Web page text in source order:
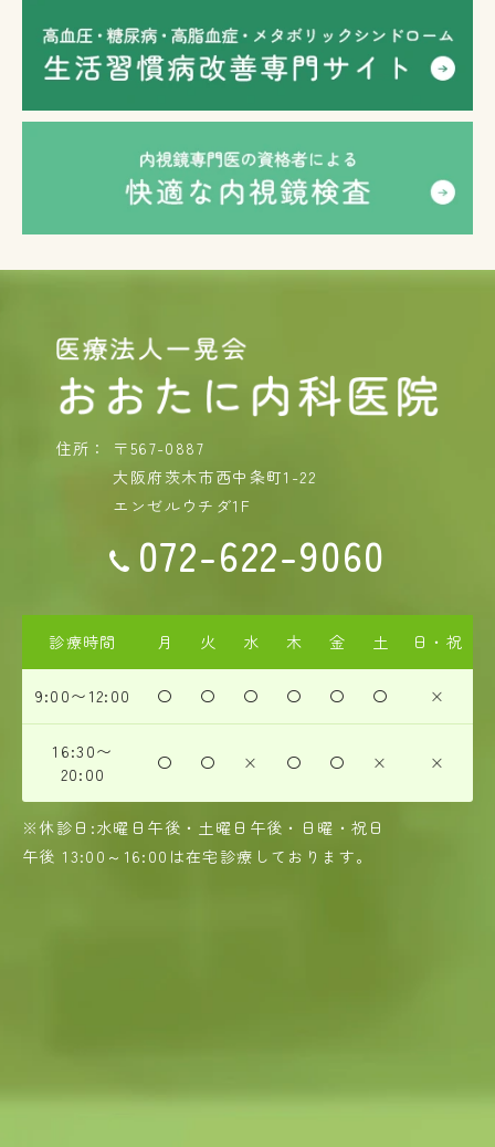
住所：
〒567-0887
大阪府茨木市西中条町1-22
エンゼルウチダ1F
072-622-9060
診療時間 月 火 水 木 金 土 日・祝
9:00〜12:00 〇 〇 〇 〇 〇 〇 ×
16:30〜
20:00
〇 〇 × 〇 〇 × ×
※休診日:水曜日午後・土曜日午後・日曜・祝日
午後 13:00～16:00は在宅診療しております。